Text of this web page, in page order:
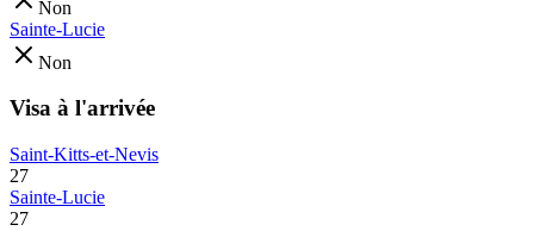
Non
Sainte-Lucie
Non
Visa à l'arrivée
Saint-Kitts-et-Nevis
27
Sainte-Lucie
27